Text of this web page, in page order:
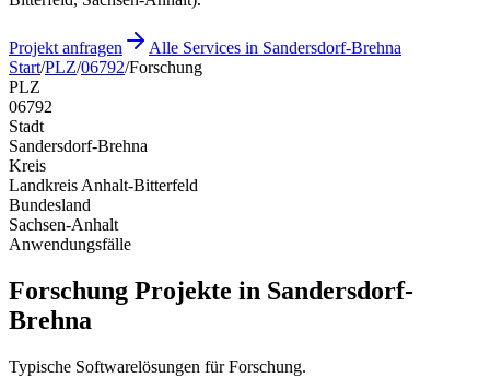
Projekt anfragen
Alle Services in Sandersdorf-Brehna
Start/PLZ/06792/Forschung
PLZ
06792
Stadt
Sandersdorf-Brehna
Kreis
Landkreis Anhalt-Bitterfeld
Bundesland
Sachsen-Anhalt
Anwendungsfälle
Forschung Projekte in Sandersdorf-
Brehna
Typische Softwarelösungen für Forschung.